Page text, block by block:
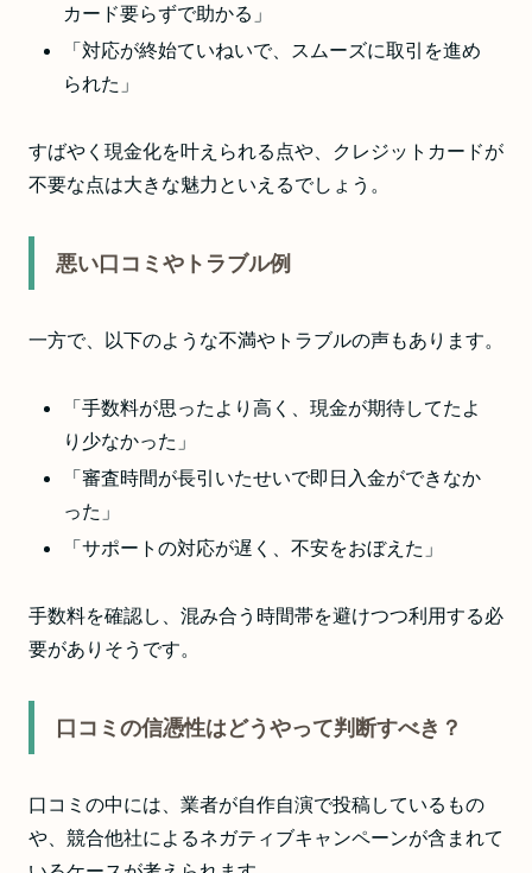
カード要らずで助かる」
「対応が終始ていねいで、スムーズに取引を進め
られた」
すばやく現金化を叶えられる点や、クレジットカードが
不要な点は大きな魅力といえるでしょう。
悪い口コミやトラブル例
一方で、以下のような不満やトラブルの声もあります。
「手数料が思ったより高く、現金が期待してたよ
り少なかった」
「審査時間が長引いたせいで即日入金ができなか
った」
「サポートの対応が遅く、不安をおぼえた」
手数料を確認し、混み合う時間帯を避けつつ利用する必
要がありそうです。
口コミの信憑性はどうやって判断すべき？
口コミの中には、業者が自作自演で投稿しているもの
や、競合他社によるネガティブキャンペーンが含まれて